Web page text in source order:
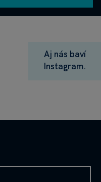
Aj nás baví
Instagram.